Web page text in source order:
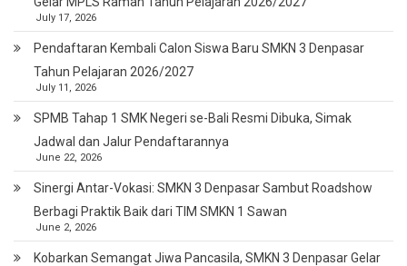
July 17, 2026
Pendaftaran Kembali Calon Siswa Baru SMKN 3 Denpasar
Tahun Pelajaran 2026/2027
July 11, 2026
SPMB Tahap 1 SMK Negeri se-Bali Resmi Dibuka, Simak
Jadwal dan Jalur Pendaftarannya
June 22, 2026
Sinergi Antar-Vokasi: SMKN 3 Denpasar Sambut Roadshow
Berbagi Praktik Baik dari TIM SMKN 1 Sawan
June 2, 2026
Kobarkan Semangat Jiwa Pancasila, SMKN 3 Denpasar Gelar